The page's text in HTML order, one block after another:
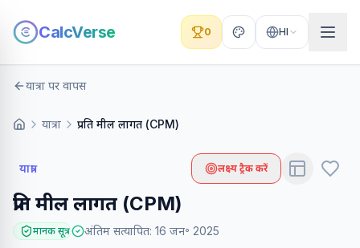
CalcVerse 0 HI
यात्रा पर वापस
यात्रा प्रति मील लागत (CPM)
यात्रा लक्ष्य ट्रैक करें
प्रति मील लागत (CPM)
मानक सूत्र अंतिम सत्यापित: 16 जन॰ 2025